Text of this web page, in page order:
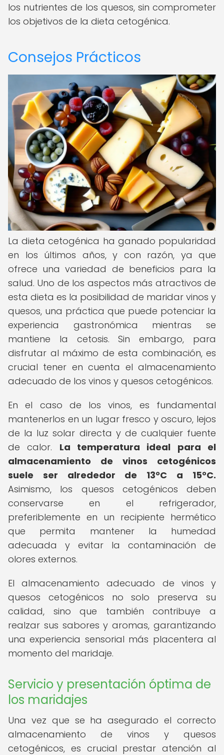
los nutrientes de los quesos, sin comprometer
los objetivos de la dieta cetogénica.
Consejos Prácticos
La dieta cetogénica ha ganado popularidad
en los últimos años, y con razón, ya que
ofrece una variedad de beneficios para la
salud. Uno de los aspectos más atractivos de
esta dieta es la posibilidad de maridar vinos y
quesos, una práctica que puede potenciar la
experiencia gastronómica mientras se
mantiene la cetosis. Sin embargo, para
disfrutar al máximo de esta combinación, es
crucial tener en cuenta el almacenamiento
adecuado de los vinos y quesos cetogénicos.
En el caso de los vinos, es fundamental
mantenerlos en un lugar fresco y oscuro, lejos
de la luz solar directa y de cualquier fuente
de calor. La temperatura ideal para el
almacenamiento de vinos cetogénicos
suele ser alrededor de 13°C a 15°C.
Asimismo, los quesos cetogénicos deben
conservarse en el refrigerador,
preferiblemente en un recipiente hermético
que permita mantener la humedad
adecuada y evitar la contaminación de
olores externos.
El almacenamiento adecuado de vinos y
quesos cetogénicos no solo preserva su
calidad, sino que también contribuye a
realzar sus sabores y aromas, garantizando
una experiencia sensorial más placentera al
momento del maridaje.
Servicio y presentación óptima de
los maridajes
Una vez que se ha asegurado el correcto
almacenamiento de vinos y quesos
cetogénicos, es crucial prestar atención al